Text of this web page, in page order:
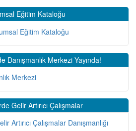
Eğitim Kataloğu
Danışmanlık Merkezi Yayında!
Gelir Artırıcı Çalışmalar